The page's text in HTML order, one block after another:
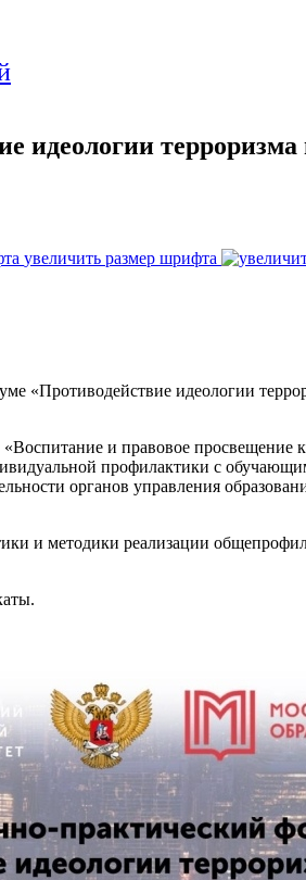
терроризма в
увеличить размер шрифта
идеологии
и правовое
профилактики с
органов управления
и методики реализации